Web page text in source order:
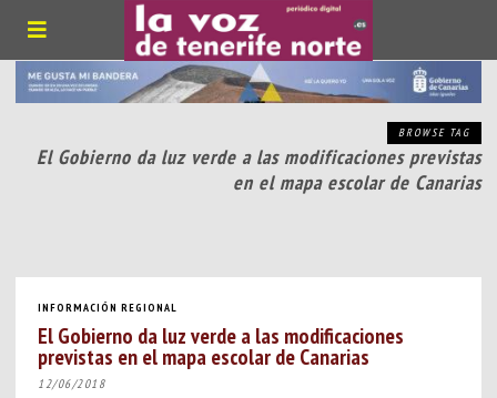
BROWSE TAG
El Gobierno da luz verde a las modificaciones previstas
en el mapa escolar de Canarias
INFORMACIÓN REGIONAL
El Gobierno da luz verde a las modificaciones
previstas en el mapa escolar de Canarias
12/06/2018